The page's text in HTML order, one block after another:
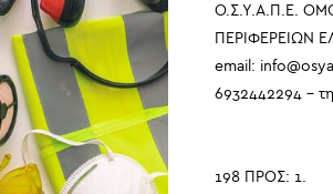
Ο.Σ.Υ.Α.Π.Ε.
ΠΕΡΙΦΕΡΕΙΩΝ
email:
6932442294 –
198 ΠΡΟΣ: 1.